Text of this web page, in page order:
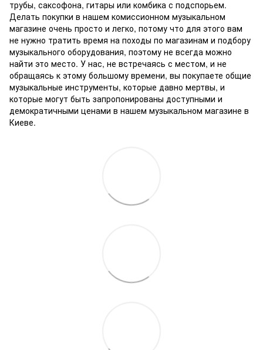
трубы, саксофона, гитары или комбика с подспорьем.
Делать покупки в нашем комиссионном музыкальном
магазине очень просто и легко, потому что для этого вам
не нужно тратить время на походы по магазинам и подбору
музыкального оборудования, поэтому не всегда можно
найти это место. У нас, не встречаясь с местом, и не
обращаясь к этому большому времени, вы покупаете общие
музыкальные инструменты, которые давно мертвы, и
которые могут быть запропонированы доступными и
демократичными ценами в нашем музыкальном магазине в
Киеве.